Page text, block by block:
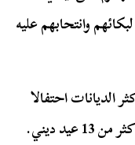
وانتحابهم عليه
الديانات احتفالا
ديني.